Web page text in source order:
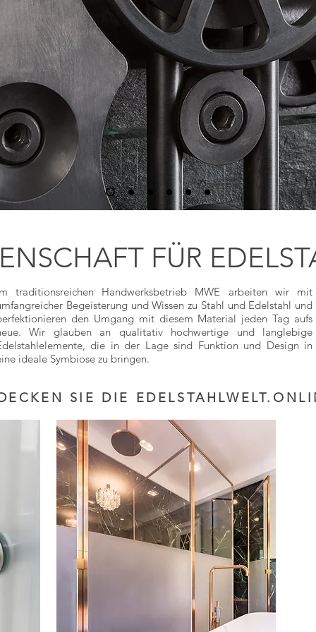
FÜR
traditionsreichen Handwerksbetrieb MWE arbeiten wir mit
Begeisterung und Wissen zu Stahl und Edelstahl und
den Umgang mit diesem Material jeden Tag aufs
Wir glauben an qualitativ hochwertige und langlebige
die in der Lage sind Funktion und Design in
ideale Symbiose zu bringen.
SIE DIE